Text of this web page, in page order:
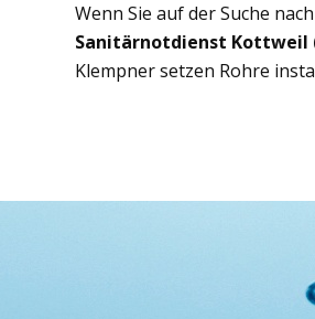
Wenn Sie auf der Suche
Sanitärnotdienst Kottweil
Klempner setzen Rohre